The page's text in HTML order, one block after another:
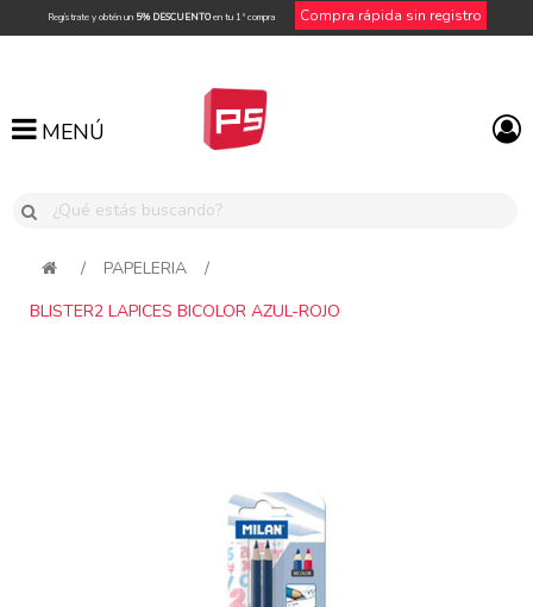
Regístrate y obtén un 5% DESCUENTOen tu 1ª compra Compra rápida sin registro
MENÚ
MENÚ
/ PAPELERIA
/
BLISTER2 LAPICES BICOLOR AZUL-ROJO